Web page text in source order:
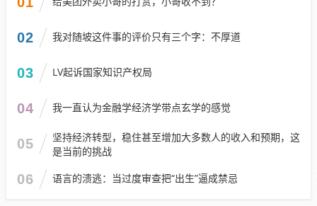
02 我对随坡这件事的评价只有三个字：不厚道
03 LV起诉国家知识产权局
04 我一直认为金融学经济学带点玄学的感觉
05
坚持经济转型，稳住甚至增加大多数人的收入和预期，这
是当前的挑战
06 语言的溃逃：当过度审查把“出生”逼成禁忌